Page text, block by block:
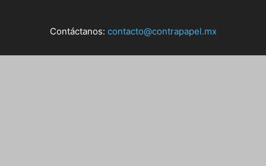
Contáctanos: contacto@contrapapel.mx